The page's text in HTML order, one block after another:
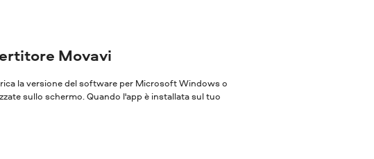
Movavi
la versione del software per Microsoft Windows o
sullo schermo. Quando l'app è installata sul tuo